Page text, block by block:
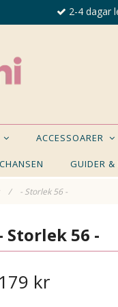
2-4 dagar
ACCESSOARER
GUIDER &
/ - Storlek 56 -
KAN
Storlek 56 -
179 kr